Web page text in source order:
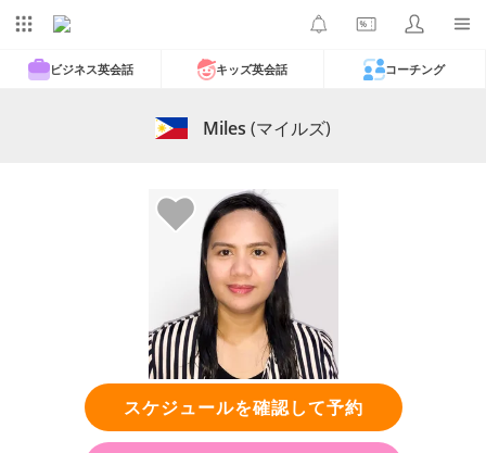
ビジネス英会話 キッズ英会話 コーチング
Miles (マイルズ)
スケジュールを確認して予約